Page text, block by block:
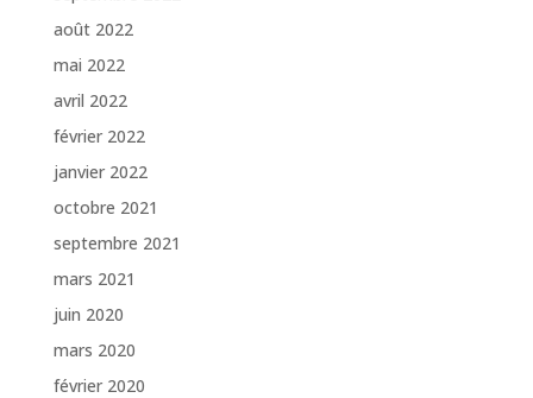
août 2022
mai 2022
avril 2022
février 2022
janvier 2022
octobre 2021
septembre 2021
mars 2021
juin 2020
mars 2020
février 2020